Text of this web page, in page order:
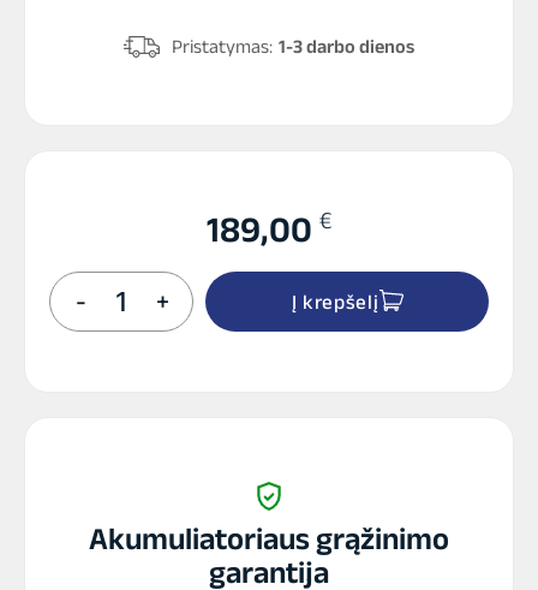
Pristatymas: 1-3 darbo dienos
189,00 €
-
produkto
kiekis:
ZAP
+ Į krepšelį
Akumuliatoriaus grąžinimo
garantija